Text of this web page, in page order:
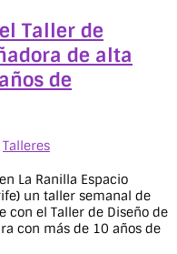
Taller de
de alta
de
Talleres
La Ranilla Espacio
un taller semanal de
con el Taller de Diseño de
con más de 10 años de